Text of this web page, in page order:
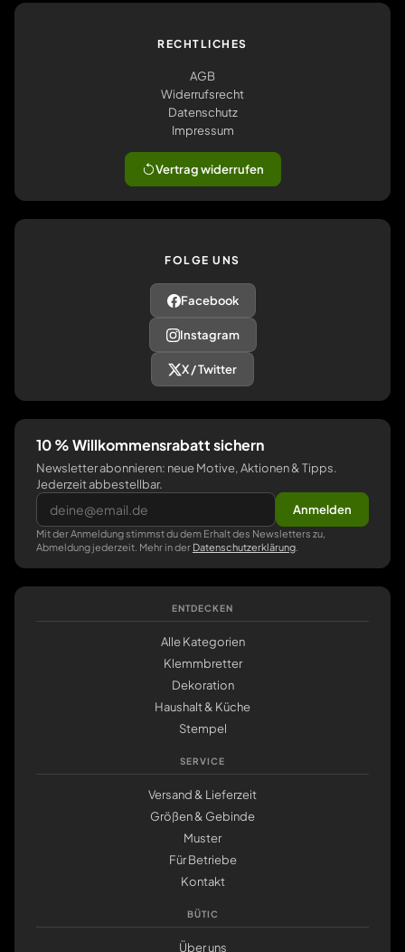
RECHTLICHES
AGB
Widerrufsrecht
Datenschutz
Impressum
Vertrag widerrufen
FOLGE UNS
Facebook
Instagram
X / Twitter
10 % Willkommensrabatt sichern
Newsletter abonnieren: neue Motive, Aktionen & Tipps.
Jederzeit abbestellbar.
Anmelden
Mit der Anmeldung stimmst du dem Erhalt des Newsletters zu,
Abmeldung jederzeit. Mehr in der Datenschutzerklärung
ENTDECKEN
Alle Kategorien
Klemmbretter
Dekoration
Haushalt & Küche
Stempel
SERVICE
Versand & Lieferzeit
Größen & Gebinde
Muster
Für Betriebe
Kontakt
BÜTIC
Über uns